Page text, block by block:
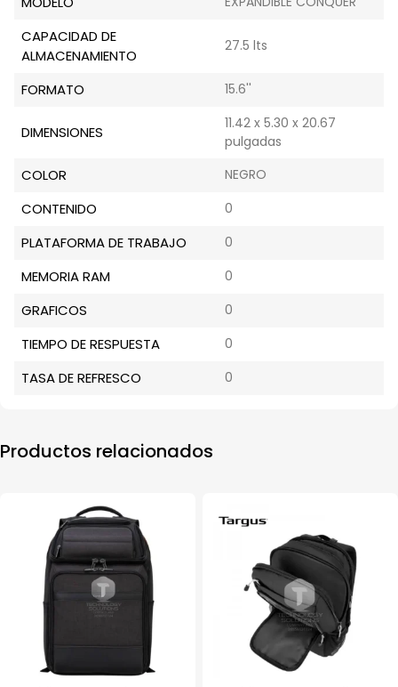
CAPACIDAD DE
ALMACENAMIENTO
27.5 lts
FORMATO 15.6''
DIMENSIONES
11.42 x 5.30 x 20.67
pulgadas
COLOR NEGRO
CONTENIDO 0
PLATAFORMA DE TRABAJO 0
MEMORIA RAM 0
GRAFICOS 0
TIEMPO DE RESPUESTA 0
TASA DE REFRESCO 0
Productos relacionados